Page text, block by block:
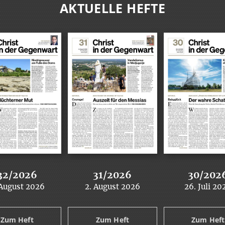
AKTUELLE HEFTE
2026
: 2026
Zum Heft
31/2026
:
2. August 2026
Zum Heft
30/
:
26. Juli
Zum Heft